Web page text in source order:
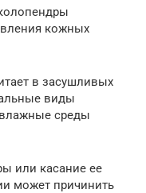
кожных
в засушливых
виды
среды
или касание ее
может причинить